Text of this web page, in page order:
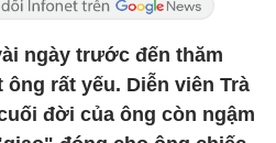
ngày trước đến thăm
rất yếu. Diễn viên Trà
đời của ông còn ngậm